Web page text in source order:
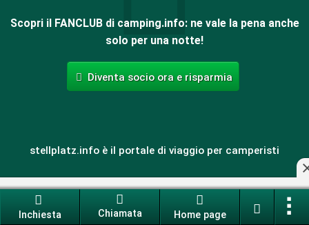
Inchiesta Chiamata Home page
Scopri il FANCLUB di camping.info: ne vale la pena anche
solo per una notte!
Diventa socio ora e risparmia
stellplatz.info è il portale di viaggio per camperisti